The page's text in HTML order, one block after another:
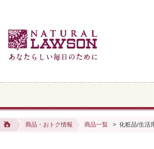
商品・おトク情報 商品一覧 > 化粧品/生活